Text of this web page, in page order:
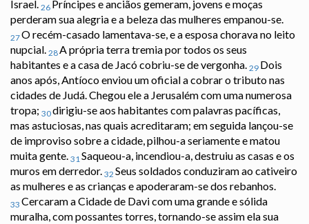
Israel. 26 Príncipes e anciãos gemeram, jovens e moças
perderam sua alegria e a beleza das mulheres empanou-se.
27O recém-casado lamentava-se, e a esposa chorava no leito
nupcial. 28A própria terra tremia por todos os seus
habitantes e a casa de Jacó cobriu-se de vergonha. 29 Dois
anos após, Antíoco enviou um oficial a cobrar o tributo nas
cidades de Judá. Chegou ele a Jerusalém com uma numerosa
tropa; 30dirigiu-se aos habitantes com palavras pacíficas,
mas astuciosas, nas quais acreditaram; em seguida lançou-se
de improviso sobre a cidade, pilhou-a seriamente e matou
muita gente. 31Saqueou-a, incendiou-a, destruiu as casas e os
muros em derredor. 32 Seus soldados conduziram ao cativeiro
as mulheres e as crianças e apoderaram-se dos rebanhos.
33 Cercaram a Cidade de Davi com uma grande e sólida
muralha, com possantes torres, tornando-se assim ela sua